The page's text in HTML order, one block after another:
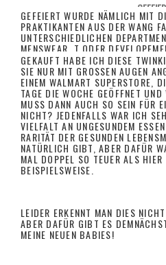
GEFEIERT WURDE NÄMLICH MIT
PRAKTIKANTEN AUS DER WANG
UNTERSCHIEDLICHEN
MENSWEAR, T ODER
UNS ANGEFREUNDET UND ICH
SOLCHE LIEBEN MENSCHEN AUS
(DEUTSCHLAND, AUSTRALIEN,
KENNENGELERNT ZU HABEN!
GEKAUFT HABE ICH DIESE
SIE NUR MIT GROSSEN AUGEN
INEM WALMART SUPERSTORE,
AGE DIE WOCHE GEÖFFNET UND
USS DANN AUCH SO SEIN FÜR
ICHT? JEDENFALLS WAR ICH
IELFALT AN UNGESUNDEM ESSEN
ARITÄT DER GESUNDEN
ATÜRLICH GIBT, ABER DAFÜR
AL DOPPEL SO TEUER ALS HIER
EISPIELSWEISE.
LEIDER ERKENNT MAN DIES
ABER DAFÜR GIBT ES
MEINE NEUEN BABIES!